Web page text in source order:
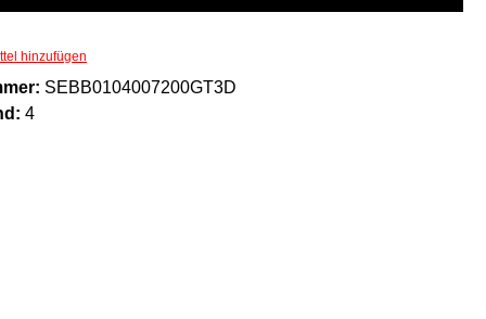
hinzufügen
SEBB0104007200GT3D
4